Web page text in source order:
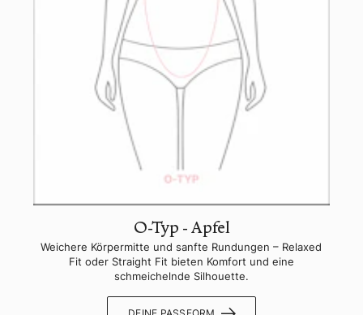
O-Typ - Apfel
Weichere Körpermitte und sanfte Rundungen – Relaxed
Fit oder Straight Fit bieten Komfort und eine
schmeichelnde Silhouette.
DEINE PASSFORM